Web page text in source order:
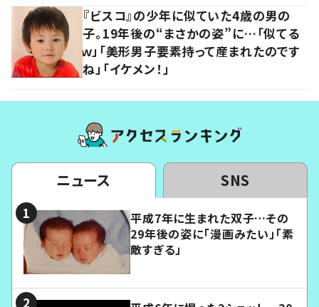
『ビスコ』の少年に似ていた4歳の男の
子。19年後の“まさかの姿”に…「似てる
ｗ」「美形男子要素持って産まれたのです
ね」「イケメン！」
ニュース SNS
平成7年に生まれた双子…その
29年後の姿に「漫画みたい」「素
敵すぎる」